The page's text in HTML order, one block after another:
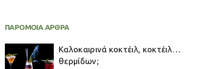
ΠΑΡΟΜΟΙΑ ΑΡΘΡΑ
Καλοκαιρινά κοκτέιλ, κοκτέιλ…
θερμίδων;